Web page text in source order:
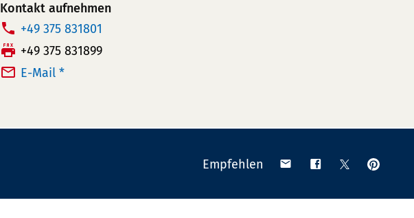
Kontakt aufnehmen
T
e
l
m
+49 375 831801
F
a
+49 375 831899
E-Mail *
Empfehlen
Teilen Teilen Teilen